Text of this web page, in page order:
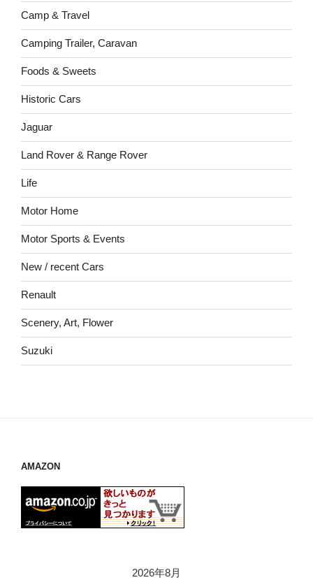
Camp & Travel
Camping Trailer, Caravan
Foods & Sweets
Historic Cars
Jaguar
Land Rover & Range Rover
Life
Motor Home
Motor Sports & Events
New / recent Cars
Renault
Scenery, Art, Flower
Suzuki
AMAZON
2026年8月